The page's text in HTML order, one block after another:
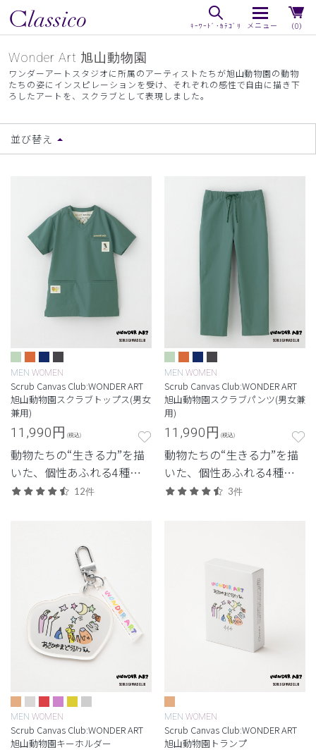
（0）
Wonder Art 旭山動物園
ワンダーアートスタジオに所属のアーティストたちが旭山動物園の動物
たちの姿にインスピレーションを受け、それぞれの感性で自由に描き下
ろしたアートを、スクラブとして表現しました。
並び替え
MEN WOMEN
Scrub Canvas Club:WONDER ART
旭山動物園スクラブトップス(男女
兼用)
11,990円 (税込)
動物たちの“生きる力”を描
いた、個性あふれる4種の
デザイン。
12件
MEN WOMEN
Scrub Canvas Club:WONDER ART
旭山動物園スクラブパンツ(男女兼
用)
11,990円 (税込)
動物たちの“生きる力”を描
いた、個性あふれる4種の
デザイン。
3件
MEN WOMEN
Scrub Canvas Club:WONDER ART
旭山動物園キーホルダー
MEN WOMEN
Scrub Canvas Club:WONDER ART
旭山動物園トランプ